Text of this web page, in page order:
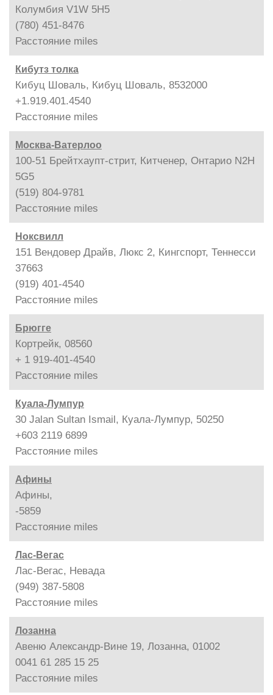
Колумбия V1W 5H5
(780) 451-8476
Расстояние miles
Кибутз толка
Кибуц Шоваль, Кибуц Шоваль, 8532000
+1.919.401.4540
Расстояние miles
Москва-Ватерлоо
100-51 Брейтхаупт-стрит, Китченер, Онтарио N2H
5G5
(519) 804-9781
Расстояние miles
Ноксвилл
151 Вендовер Драйв, Люкс 2, Кингспорт, Теннесси
37663
(919) 401-4540
Расстояние miles
Брюгге
Кортрейк, 08560
+ 1 919-401-4540
Расстояние miles
Куала-Лумпур
30 Jalan Sultan Ismail, Куала-Лумпур, 50250
+603 2119 6899
Расстояние miles
Афины
Афины,
-5859
Расстояние miles
Лас-Вегас
Лас-Вегас, Невада
(949) 387-5808
Расстояние miles
Лозанна
Авеню Александр-Вине 19, Лозанна, 01002
0041 61 285 15 25
Расстояние miles